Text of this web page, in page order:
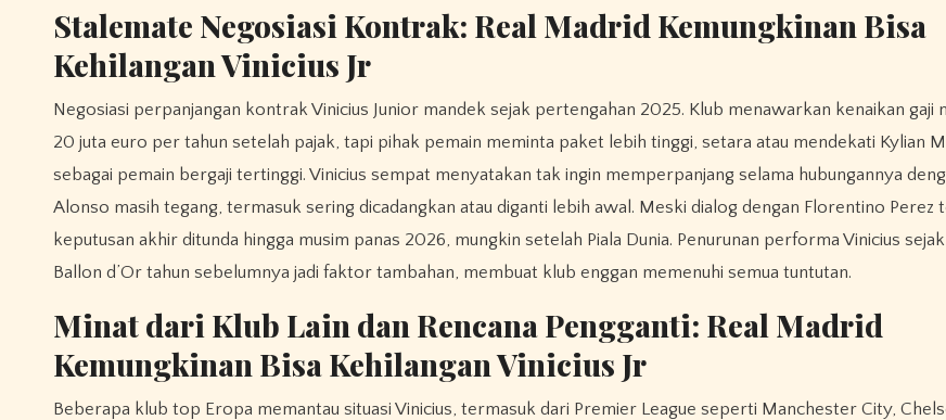
Stalemate Negosiasi Kontrak: Real Madrid Kemungkinan Bisa
Kehilangan Vinicius Jr
Negosiasi perpanjangan kontrak Vinicius Junior mandek sejak pertengahan 2025. Klub menawarkan kenaikan gaji
20 juta euro per tahun setelah pajak, tapi pihak pemain meminta paket lebih tinggi, setara atau mendekati Kylian
sebagai pemain bergaji tertinggi. Vinicius sempat menyatakan tak ingin memperpanjang selama hubungannya
Alonso masih tegang, termasuk sering dicadangkan atau diganti lebih awal. Meski dialog dengan Florentino Perez
keputusan akhir ditunda hingga musim panas 2026, mungkin setelah Piala Dunia. Penurunan performa Vinicius
Ballon d’Or tahun sebelumnya jadi faktor tambahan, membuat klub enggan memenuhi semua tuntutan.
Minat dari Klub Lain dan Rencana Pengganti: Real Madrid
Kemungkinan Bisa Kehilangan Vinicius Jr
Beberapa klub top Eropa memantau situasi Vinicius, termasuk dari Premier League seperti Manchester City,